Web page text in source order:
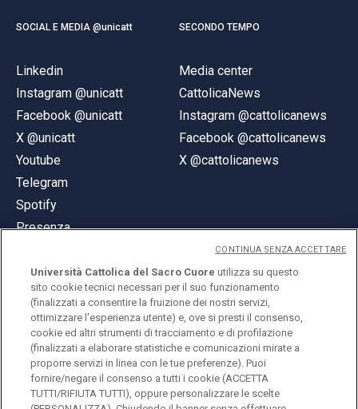
SOCIAL E MEDIA @unicatt
Linkedin
Instagram @unicatt
Facebook @unicatt
X @unicatt
Youtube
Telegram
Spotify
Presenza
SECONDO TEMPO
Media center
CattolicaNews
Instagram @cattolicanews
Facebook @cattolicanews
X @cattolicanews
© Università Cattolica del Sacro Cuore
Largo A. Gemelli 1, 20123 Milano
PI 02133120150
Università Cattolica del Sacro Cuore utilizza su questo
sito cookie tecnici necessari per il suo funzionamento
(finalizzati a consentire la fruizione dei nostri servizi,
ottimizzare l'esperienza utente) e, ove si presti il consenso,
cookie ed altri strumenti di tracciamento e di profilazione
(finalizzati a elaborare statistiche e comunicazioni mirate a
proporre servizi in linea con le tue preferenze). Puoi
fornire/negare il consenso a tutti i cookie (ACCETTA
TUTTI/RIFIUTA TUTTI), oppure personalizzare le scelte
CONTINUA SENZA ACCETTARE